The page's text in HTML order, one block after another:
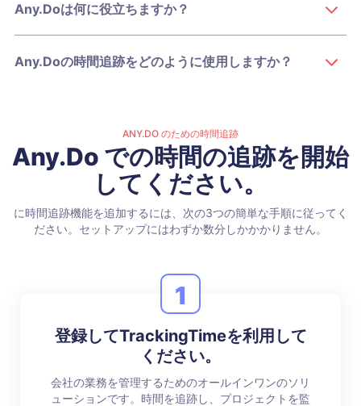
Any.Doは何に役立ちますか？
Any.Doの時間追跡をどのように使用しますか？
ANY.DO のための時間追跡
Any.Do での時間の追跡を開始
してください。
に時間追跡機能を追加するには、次の3つの簡単な手順に従ってく
ださい。セットアップにはわずか数分しかかかりません。
1
登録してTrackingTimeを利用して
ください。
会社の業務を管理するためのオールインワンのソリ
ューションです。時間を追跡し、プロジェクトを監